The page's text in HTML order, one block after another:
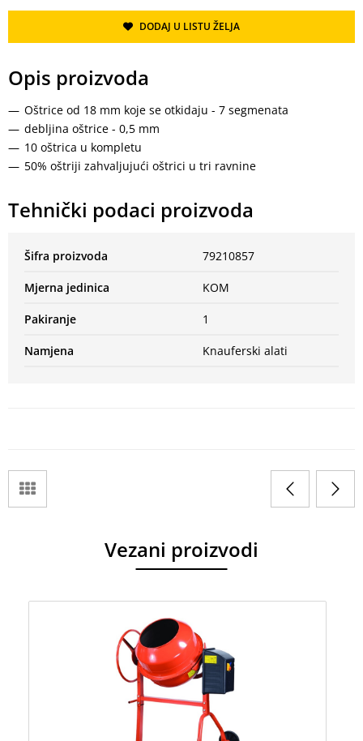
DODAJ U LISTU ŽELJA
Opis proizvoda
Oštrice od 18 mm koje se otkidaju - 7 segmenata
debljina oštrice - 0,5 mm
10 oštrica u kompletu
50% oštriji zahvaljujući oštrici u tri ravnine
Tehnički podaci proizvoda
Šifra proizvoda 79210857
Mjerna jedinica KOM
Pakiranje 1
Namjena Knauferski alati
Vezani proizvodi